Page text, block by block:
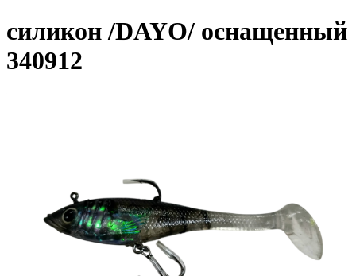
силикон /DAYO/ оснащенный
340912